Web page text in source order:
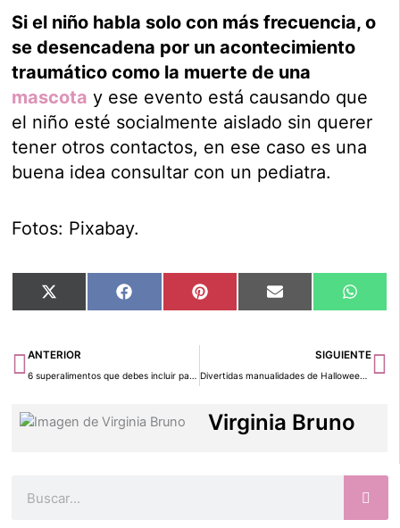
Si el niño habla solo con más frecuencia, o
se desencadena por un acontecimiento
traumático como la muerte de una
mascota y ese evento está causando que
el niño esté socialmente aislado sin querer
tener otros contactos, en ese caso es una
buena idea consultar con un pediatra.
Fotos: Pixabay.
Compartir
en
X
(Twitter)
Compartir
en
Facebook Compartir
en
Pinterest Compartir
en
Email
en
Ant
ANTERIOR
6 superalimentos que debes incluir para un embarazo saludable
SIGUIENTE
Divertidas manualidades de Halloween para los más pequeños de la casa
Virginia Bruno